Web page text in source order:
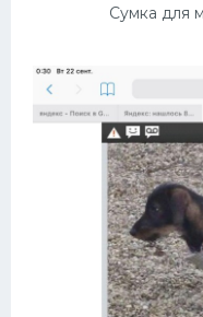
Сумка для